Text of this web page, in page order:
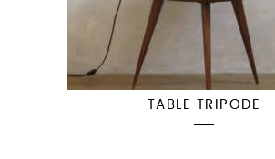
TABLE TRIPODE